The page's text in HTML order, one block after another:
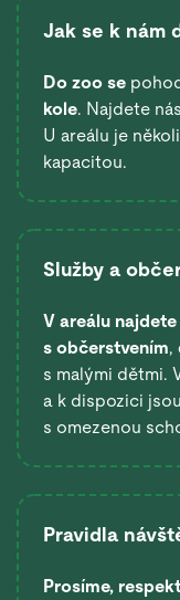
Jak se k nám
Do zoo se
kole. Najdete
U areálu je
kapacitou.
Služby a
V areálu
s občerstvením,
s malými dětmi.
a k dispozici
s omezenou
Pravidla
Prosíme,